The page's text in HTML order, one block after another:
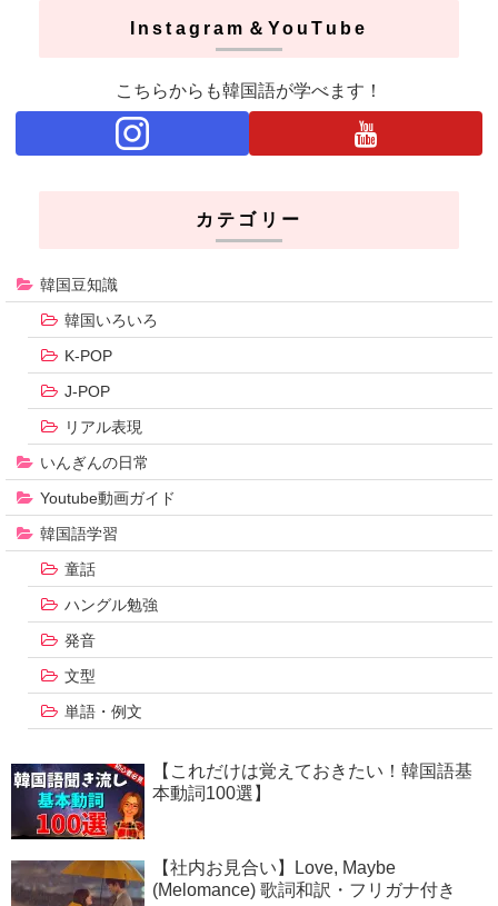
Instagram＆YouTube
こちらからも韓国語が学べます！
カテゴリー
韓国豆知識
韓国いろいろ
K-POP
J-POP
リアル表現
いんぎんの日常
Youtube動画ガイド
韓国語学習
童話
ハングル勉強
発音
文型
単語・例文
【これだけは覚えておきたい！韓国語基
本動詞100選】
【社内お見合い】Love, Maybe
(Melomance) 歌詞和訳・フリガナ付き